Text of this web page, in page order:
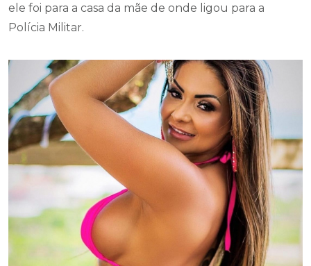
ele foi para a casa da mãe de onde ligou para a
Polícia Militar.